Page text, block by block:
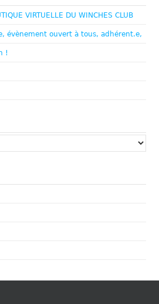
VIRTUELLE DU WINCHES CLUB
évènement ouvert à tous, adhérent.e,
!